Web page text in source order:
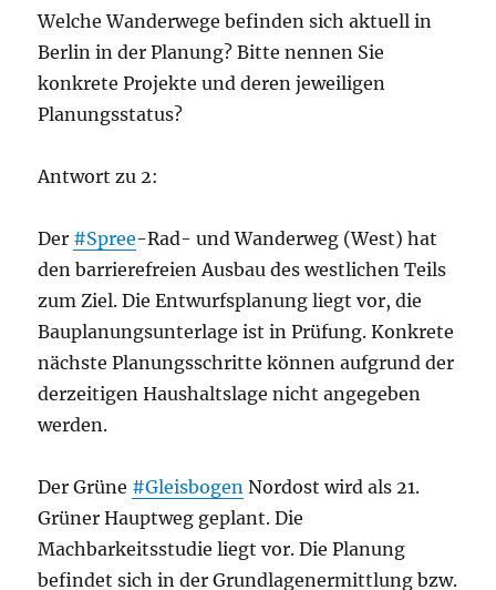
Welche Wanderwege befinden sich aktuell in
Berlin in der Planung? Bitte nennen Sie
konkrete Projekte und deren jeweiligen
Planungsstatus?
Antwort zu 2:
Der #Spree-Rad- und Wanderweg (West) hat
den barrierefreien Ausbau des westlichen Teils
zum Ziel. Die Entwurfsplanung liegt vor, die
Bauplanungsunterlage ist in Prüfung. Konkrete
nächste Planungsschritte können aufgrund der
derzeitigen Haushaltslage nicht angegeben
werden.
Der Grüne #Gleisbogen Nordost wird als 21.
Grüner Hauptweg geplant. Die
Machbarkeitsstudie liegt vor. Die Planung
befindet sich in der Grundlagenermittlung bzw.